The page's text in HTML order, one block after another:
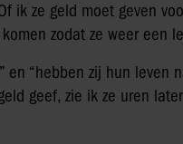
ik ze geld moet geven
zodat ze weer een
“hebben zij hun leven
geef, zie ik ze uren